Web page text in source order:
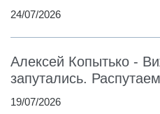
24/07/2026
Алексей Копытько -
запутались.
19/07/2026